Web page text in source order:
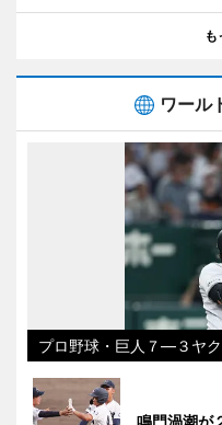
も
ワール
プロ野球・巨人７―３ヤク